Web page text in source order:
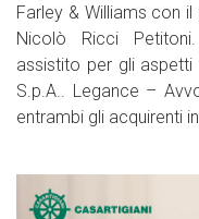
Farley & Williams con
Nicolò Ricci
assistito per gli aspetti
S.p.A.. Legance –
entrambi gli acquirenti